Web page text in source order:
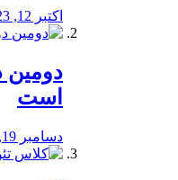
اکتبر 12, 2023
دومین
است
دسامبر 19, 2019